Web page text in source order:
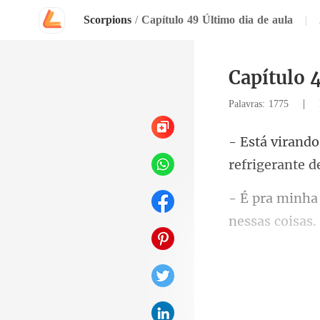
Scorpions / Capítulo 49 Último dia de aula |
Capítulo
Palavras: 1775 |
refrigerante